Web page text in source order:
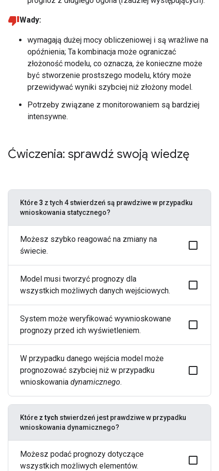
Wady:
wymagają dużej mocy obliczeniowej i są wrażliwe na
opóźnienia; Ta kombinacja może ograniczać
złożoność modelu, co oznacza, że konieczne może
być stworzenie prostszego modelu, który może
przewidywać wyniki szybciej niż złożony model.
Potrzeby związane z monitorowaniem są bardziej
intensywne.
Ćwiczenia: sprawdź swoją wiedzę
Które3 z tych 4 stwierdzeń są prawdziwe w przypadku
wnioskowania statycznego?
Możesz szybko reagować na zmiany na
świecie.
Model musi tworzyć prognozy dla
wszystkich możliwych danych wejściowych.
System może weryfikować wywnioskowane
prognozy przed ich wyświetleniem.
W przypadku danego wejścia model może
prognozować szybciej niż w przypadku
wnioskowania dynamicznego.
Które z tych stwierdzeń jest prawdziwe w przypadku
wnioskowania dynamicznego?
Możesz podać prognozy dotyczące
wszystkich możliwych elementów.